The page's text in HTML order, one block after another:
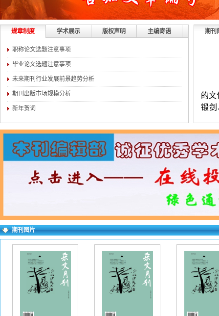
规章制度 学术展示 版权声明 主编寄语
职称论文选题注意事项
毕业论文选题注意事项
未来期刊行业发展前景趋势分析
期刊出版市场规模分析
新年贺词
期刊
的文
锻
中国
库等
发表
岗
晰，
附简
历
多投
（不
要
期刊图片